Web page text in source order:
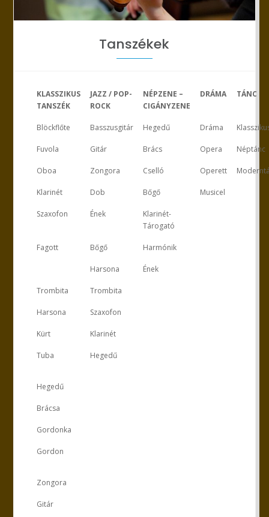
Tanszékek
KLASSZIKUS
TANSZÉK
JAZZ / POP-
ROCK
NÉPZENE –
CIGÁNYZENE
DRÁMA TÁNC
Blöckflőte Basszusgitár Hegedű Dráma
Fuvola Gitár Brács Opera Néptánc
Oboa Zongora Cselló Operett
Klarinét Dob Bőgő Musicel
Szaxofon Ének
Klarinét-
Tárogató
Fagott Bőgő Harmónik
Harsona Ének
Trombita Trombita
Harsona Szaxofon
Kürt Klarinét
Tuba Hegedű
Hegedű
Brácsa
Gordonka
Gordon
Zongora
Gitár